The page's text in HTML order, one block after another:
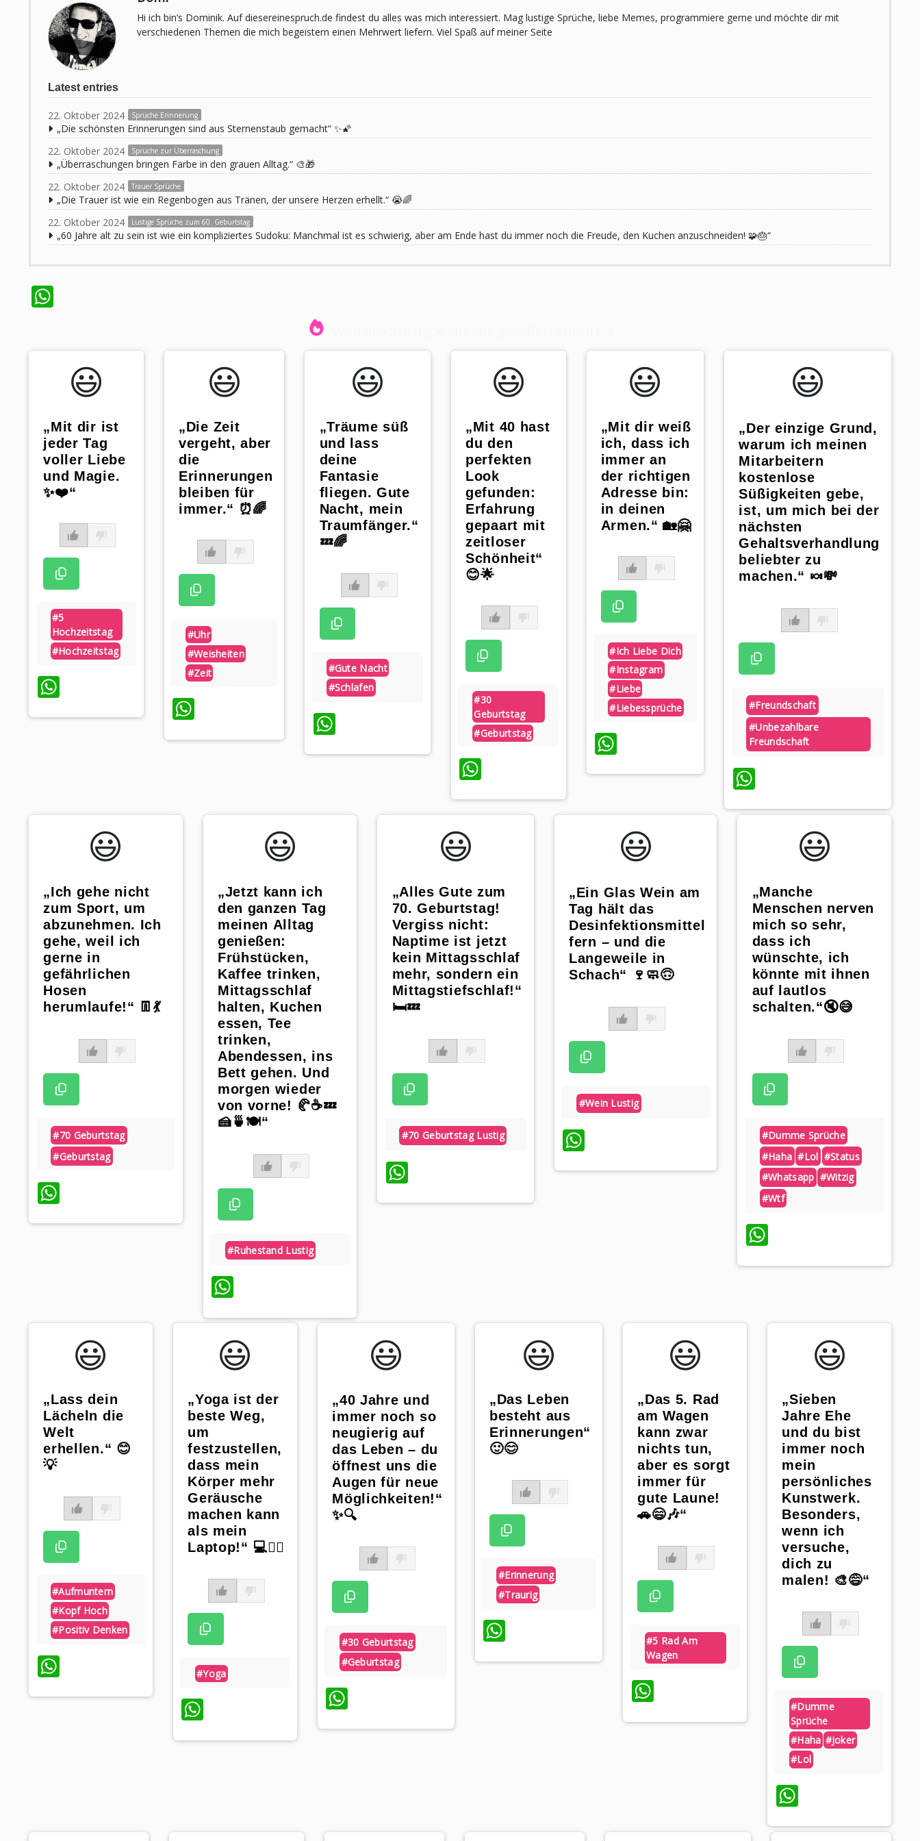
Hi ich bin’s Dominik. Auf diesereinespruch.de findest du alles was mich interessiert. Mag lustige Sprüche, liebe Memes, programmiere gerne und möchte dir mit
verschiedenen Themen die mich begeistern einen Mehrwert liefern. Viel Spaß auf meiner Seite
Latest entries
22. Oktober 2024 Sprüche Erinnerung
„Die schönsten Erinnerungen sind aus Sternenstaub gemacht“ ✨🌠
22. Oktober 2024
Sprüche zur Überraschung
„Überraschungen bringen Farbe in den grauen Alltag.“ 🎨🎁
22. Oktober 2024
Trauer Sprüche
„Die Trauer ist wie ein Regenbogen aus Tränen, der unsere Herzen erhellt.“ 😭🌈
22. Oktober 2024
Lustige Sprüche zum 60. Geburtstag
„60 Jahre alt zu sein ist wie ein kompliziertes Sudoku: Manchmal ist es schwierig, aber am Ende hast du immer noch die Freude, den Kuchen anzuschneiden! 🧩🎂“
😃️
„Mit dir ist
jeder Tag
voller Liebe
und Magie.
✨❤️“
#5
Hochzeitstag
#hochzeitstag
WhatsApp
😃️
„Die Zeit
vergeht, aber
die
Erinnerungen
bleiben für
immer.“ ⏰🌈
#uhr
#weisheiten
#zeit
😃️
„Träume süß
und lass
deine
Fantasie
fliegen. Gute
Nacht, mein
Traumfänger.“
💤🌈
#gute Nacht
#schlafen
WhatsApp
😃️
„Mit 40 hast
du den
perfekten
Look
gefunden:
Erfahrung
gepaart mit
zeitloser
Schönheit“
😊🌟
#30
Geburtstag
#geburtstag
WhatsApp
😃️
„Mit dir weiß
ich, dass ich
immer an
der richtigen
Adresse bin:
in deinen
Armen.“ 🏡🤗
#ich Liebe Dich
#instagram
#liebe
#liebessprüche
😃️
„Der einzige Grund,
warum ich meinen
Mitarbeitern
kostenlose
Süßigkeiten gebe,
ist, um mich bei der
nächsten
Gehaltsverhandlung
beliebter zu
machen.“ 🍬💸
#freundschaft
#unbezahlbare
Freundschaft
WhatsApp
😃️
„Ich gehe nicht
zum Sport, um
abzunehmen. Ich
gehe, weil ich
gerne in
gefährlichen
Hosen
herumlaufe!“ 👖💃
#70 Geburtstag
#geburtstag
WhatsApp
😃️
„Jetzt kann ich
den ganzen Tag
meinen Alltag
genießen:
Frühstücken,
Kaffee trinken,
Mittagsschlaf
halten, Kuchen
essen, Tee
trinken,
Abendessen, ins
Bett gehen. Und
morgen wieder
von vorne! 🥐☕💤
🍰🍵🍽️“
#ruhestand Lustig
😃️
„Alles Gute zum
70. Geburtstag!
Vergiss nicht:
Naptime ist jetzt
kein Mittagsschlaf
mehr, sondern ein
Mittagstiefschlaf!“
🛏️💤
#70 Geburtstag Lustig
WhatsApp
😃️
„Ein Glas Wein am
Tag hält das
Desinfektionsmittel
fern – und die
Langeweile in
Schach“ 🍷🧼🙃
#wein Lustig
😃️
„Manche
Menschen nerven
mich so sehr,
dass ich
wünschte, ich
könnte mit ihnen
auf lautlos
schalten.“🔇😅
#dumme Sprüche
#haha #lol #status
#whatsapp #witzig
#wtf
WhatsApp
😃️
„Lass dein
Lächeln die
Welt
erhellen.“ 😊
💡
#aufmuntern
#kopf Hoch
#positiv Denken
WhatsApp
😃️
„Yoga ist der
beste Weg,
um
festzustellen,
dass mein
Körper mehr
Geräusche
machen kann
als mein
Laptop!“ 💻🧘‍♂️
#yoga
😃️
„40 Jahre und
immer noch so
neugierig auf
das Leben – du
öffnest uns die
Augen für neue
Möglichkeiten!“
✨🔍
#30 Geburtstag
#geburtstag
😃️
„Das Leben
besteht aus
Erinnerungen“
🙂😊
#erinnerung
#traurig
😃️
„Das 5. Rad
am Wagen
kann zwar
nichts tun,
aber es sorgt
immer für
gute Laune!
🚗😄🎶“
#5 Rad Am
Wagen
WhatsApp
😃️
„Sieben
Jahre Ehe
und du bist
immer noch
mein
persönliches
Kunstwerk.
Besonders,
wenn ich
versuche,
dich zu
malen! 🎨😅“
#dumme
Sprüche
#haha #joker
#lol
WhatsApp